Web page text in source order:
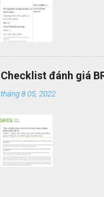
Checklist đánh giá
tháng 8 05, 2022